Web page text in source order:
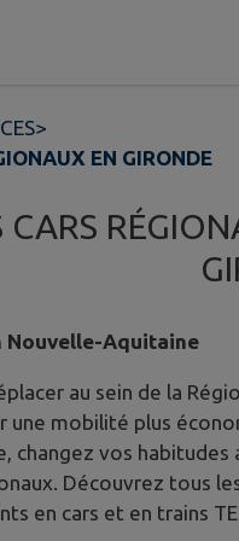
>
EN GIRONDE
CARS
Nouvelle-Aquitaine
au sein de la
une mobilité plus
changez vos habitudes
Découvrez tous
en cars et en trains